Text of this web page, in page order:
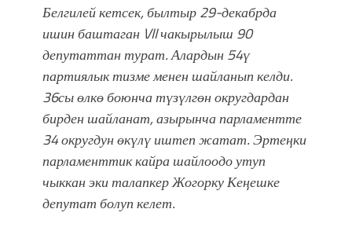
Белгилей кетсек, былтыр 29-декабрда
ишин баштаган VII чакырылыш 90
депутаттан турат. Алардын 54ү
партиялык тизме менен шайланып келди.
36сы өлкө боюнча түзүлгөн округдардан
бирден шайланат, азырынча парламентте
34 округдун өкүлү иштеп жатат. Эртеңки
парламенттик кайра шайлоодо утуп
чыккан эки талапкер Жогорку Кеңешке
депутат болуп келет.